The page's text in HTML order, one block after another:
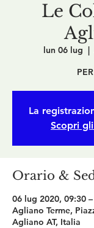
Le
lun 06 lug
  |
La
Scopri
Orario &
06 lug 2020, 09:30
Agliano Terme,
Agliano AT, Italia